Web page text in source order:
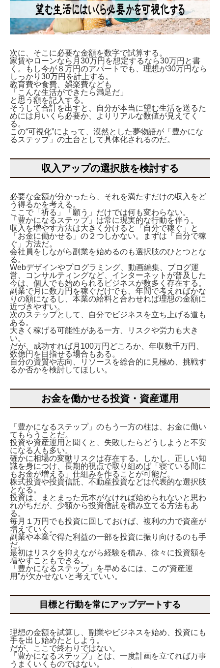
次に、そこに必要な金額を数字で試算する。
家賃やローンなら月30万円を想定するなら30万円と書
く。もし今が８万円のアパートでも、理想が30万円なら
しっかり30万円を計上する。
教育費や食費、娯楽費なども
「こんな生活ができたら満足だ」
と思う額を記入する。
そうして合計を出すと、自分が本当に望む生活を送るた
めには月いくら必要か、よりリアルな数値が見えてく
る。
この“可視化”によって、漠然とした夢物語が「豊かにな
るステップ」の土台として具体化されるのだ。
収入アップの選択肢を検討する
必要な金額が分かったら、それを満たすだけの収入をど
う得るかを考える。
ここで「祈る」「願う」だけでは何も変わらない。
「豊かになるステップ」は常に現実的な行動を伴う。
収入を増やす方法は大きく分けると「自分で稼ぐ」と
「お金に働かせる」の２つしかない。まずは「自分で稼
ぐ」方法だ。
会社員をしながら副業を始めるのも選択肢のひとつとな
る。
Webデザインやプログラミング、動画編集、ブログ運
営、コンサルティングなど、インターネットが普及した
今は、個人でも始められるビジネスが数多く存在する。
副業で月に数万円を稼ぐだけでも、年間で考えればかな
りの額になるし、本業の給料と合わせれば理想の金額に
近づきやすい。
次のステップとして、自分でビジネスを立ち上げる道も
ある。
大きく稼げる可能性がある一方、リスクや労力も大き
い。
だが、成功すれば月100万円どころか、年収数千万円、
数億円を目指せる場合もある。
自分の資質や志向、リソースを総合的に見極め、挑戦す
るか否かを検討してほしい。
お金を働かせる投資・資産運用
「豊かになるステップ」のもう一方の柱は、お金に働い
てもらうことだ。
投資や資産運用と聞くと、失敗したらどうしようと不安
になる人も多い。
確かに相場の変動リスクは存在する。しかし、正しい知
識を身につけ、長期的視点で取り組めば「寝ている間に
もお金が増える」仕組みを作ることが可能だ。
株式投資や投資信託、不動産投資などは代表的な選択肢
となる。
投資は、まとまった元本がなければ始められないと思わ
れがちだが、少額から投資信託を積み立てる方法もあ
る。
毎月１万円でも投資に回しておけば、複利の力で資産が
増えていく。
副業や本業で得た利益の一部を投資に振り向けるのも手
だ。
最初はリスクを抑えながら経験を積み、徐々に投資額を
増やすこともできる。
「豊かになるステップ」を早めるには、この“資産運
用”が欠かせないと考えていい。
目標と行動を常にアップデートする
理想の金額を試算し、副業やビジネスを始め、投資にも
手を出し始めたとしよう。
だが、ここで終わりではない。
「豊かになるステップ」とは、一度計画を立てれば万事
うまくいくものではない。